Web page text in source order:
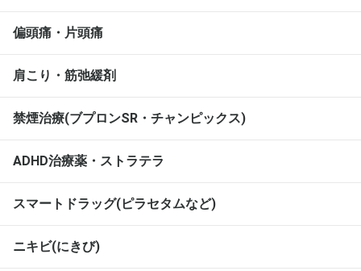
偏頭痛・片頭痛
肩こり・筋弛緩剤
禁煙治療(ブプロンSR・チャンピックス)
ADHD治療薬・ストラテラ
スマートドラッグ(ピラセタムなど)
ニキビ(にきび)